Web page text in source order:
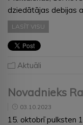
dziedātājas debijas
LASĪT VISU
Aktuāli
Novadnieks
03.10.2023
15. oktobrī pulksten